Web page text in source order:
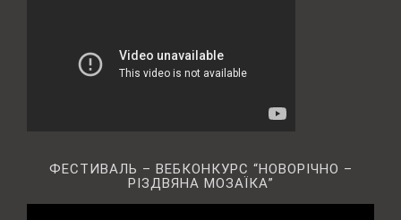
ФЕСТИВАЛЬ – ВЕБКОНКУРС “НОВОРІЧНО –
РІЗДВЯНА МОЗАЇКА”